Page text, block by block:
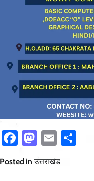
Facebook
Email
Posted inउत्तराखंड